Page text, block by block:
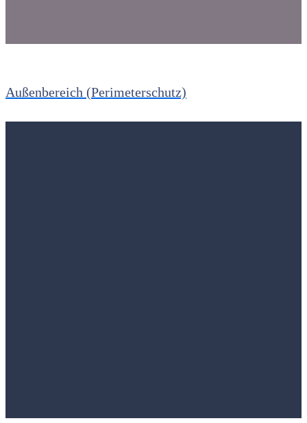
Außenbereich (Perimeterschutz)